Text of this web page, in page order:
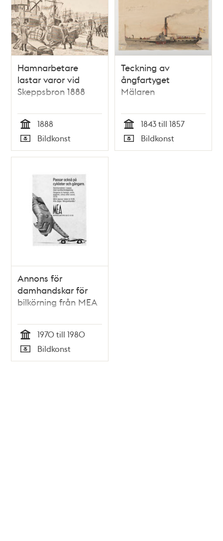
Hamnarbetare
lastar varor vid
Skeppsbron 1888
Tid
1888
Typ
Bildkonst
Teckning av
ångfartyget
Mälaren
Tid
1843 till 1857
Typ
Bildkonst
Annons för
damhandskar för
bilkörning från MEA
Tid
1970 till 1980
Typ
Bildkonst